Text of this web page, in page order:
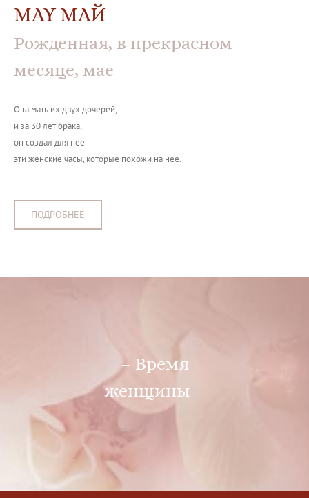
MAY МАЙ
Рожденная, в прекрасном
месяце, мае
Она мать их двух дочерей,
и за 30 лет брака,
он создал для нее
эти женские часы, которые похожи на нее.
ПОДРОБНЕЕ
– Время
женщины –